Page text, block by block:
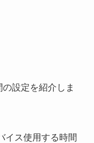
設定を紹介しま
イス使用する時間